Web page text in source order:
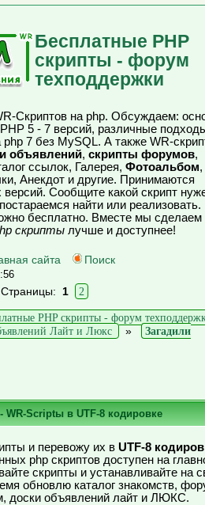
Бесплатные PHP
скрипты - форум
техподдержки
Скриптов на php. Обсуждаем:
5 - 7 версий, различные
php 7 без MySQL. А также WR-
объявлений, скрипты форумов,
ссылок, Галерея, Фотоальбом,
Анекдот и другие. Принимаются
Сообщите какой скрипт
найти или реализовать.
бесплатно. Вместе мы сделаем
скриптылучше и доступнее!
сайта Поиск
Страницы: 1 2
PHP скрипты - форум
Лайт и Люкс »
Загадили
WR-Scriptы в UTF-8 кодировке
и перевожу их в UTF-8
php скриптов доступен на
скрипты и устанавливайте на
обновлю каталог знакомств,
доски объявлений лайт и ЛЮКС.